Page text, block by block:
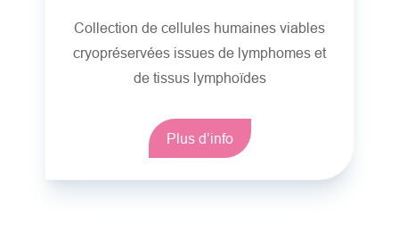
Collection de cellules humaines viables
cryopréservées issues de lymphomes et
de tissus lymphoïdes
Plus d’info